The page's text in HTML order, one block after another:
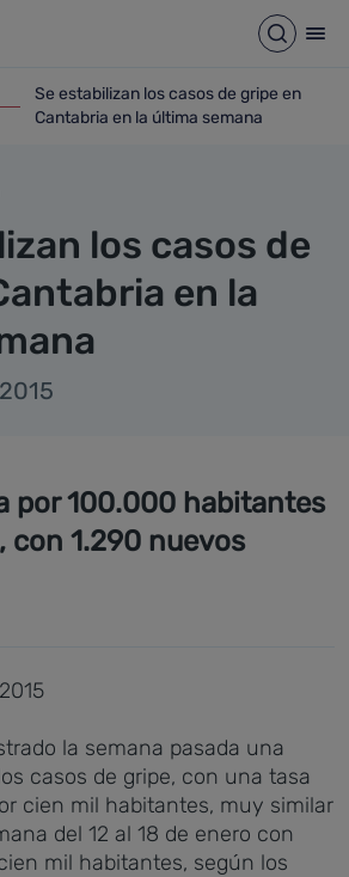
Abrir
opciones del camino de migas
a Se estabilizan los casos de gripe
Se estabilizan los casos de gripe en
Cantabria en la última semana
los casos de
en la
por 100.000 habitantes
con 1.290 nuevos
la semana pasada una
casos de gripe, con una tasa
cien mil habitantes, muy similar
del 12 al 18 de enero con
mil habitantes, según los